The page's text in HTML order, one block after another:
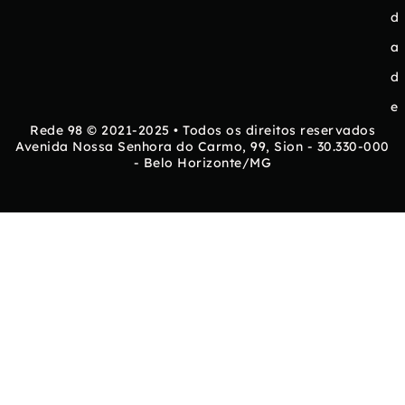
d
a
d
e
Rede 98 © 2021-2025 • Todos os direitos reservados
Avenida Nossa Senhora do Carmo, 99, Sion - 30.330-000
- Belo Horizonte/MG